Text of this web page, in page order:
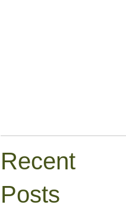
Recent
Posts